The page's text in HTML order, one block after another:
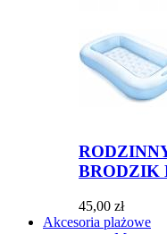
BRODZIK
45,00 zł
Akcesoria plażowe